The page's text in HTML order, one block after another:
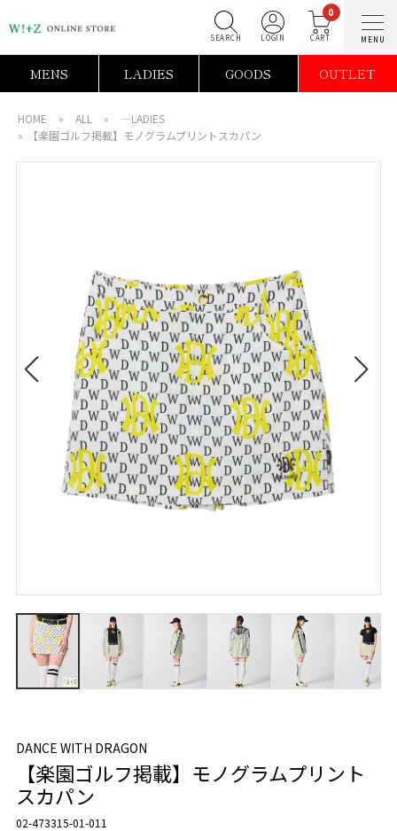
0
MENS LADIES GOODS OUTLET
HOME » ALL »
―LADIES
»
【楽園ゴルフ掲載】モノグラムプリントスカパン
DANCE WITH DRAGON
【楽園ゴルフ掲載】モノグラムプリント
スカパン
02-473315-01-011